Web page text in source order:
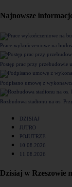
Najnowsze informacje
Prace wykończeniowe na
Postęp prac przy przebudowie
Podpisano umowę z
Rozbudowa stadionu na os.
DZISIAJ
JUTRO
POJUTRZE
10.08.2026
11.08.2026
Dzisiaj w Rzeszowie